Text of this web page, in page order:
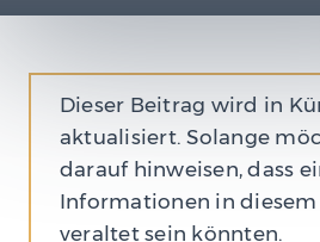
Dieser Beitrag wird in
aktualisiert. Solange
darauf hinweisen, dass
Informationen in diesem
veraltet sein könnten.